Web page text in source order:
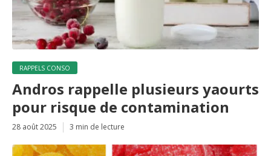
RAPPELS CONSO
Andros rappelle plusieurs yaourts
pour risque de contamination
28 août 2025 3 min de lecture